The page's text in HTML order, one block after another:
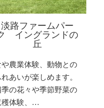
淡路ファームパー
イングランドの
丘
や農業体験、動物との
あいが楽しめます。
季の花々や季節野菜の
穫体験、…